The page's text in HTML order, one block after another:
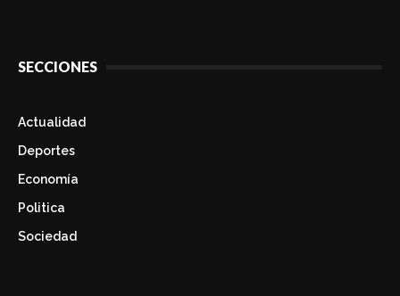
SECCIONES
Actualidad
Deportes
Economía
Politica
Sociedad